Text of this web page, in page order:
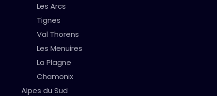
Les Arcs
Tignes
Val Thorens
Les Menuires
La Plagne
Chamonix
Alpes du Sud